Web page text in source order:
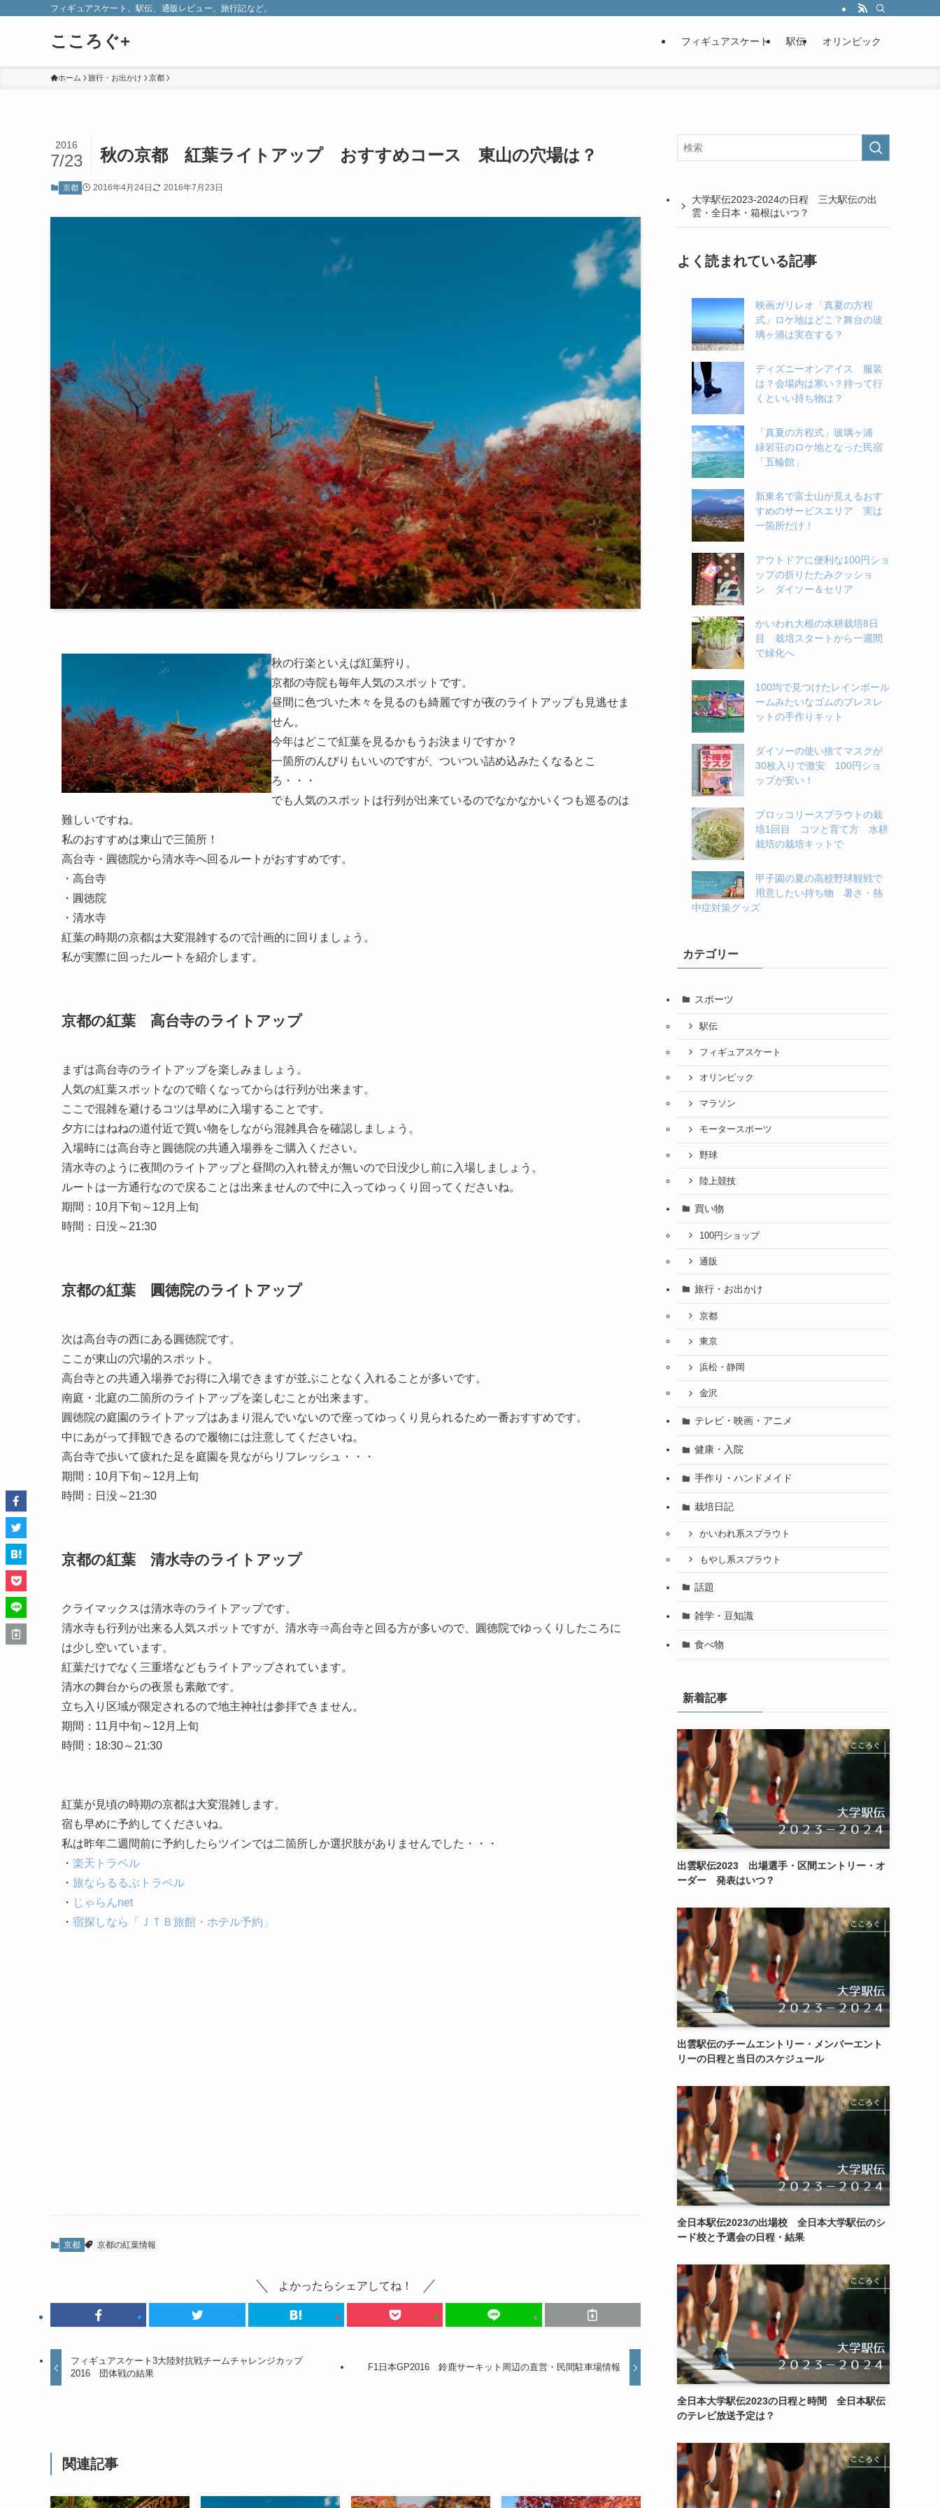
フィギュアスケート、駅伝、通販レビュー、旅行記など。
こころぐ+ フィギュアスケート 駅伝 オリンピック
ホーム 旅行・お出かけ 京都
秋の京都 紅葉ライトアップ おすすめコース 東山の穴場は？
2016
7/23
京都 2016年4月24日 2016年7月23日
秋の行楽といえば紅葉狩り。
京都の寺院も毎年人気のスポットです。
昼間に色づいた木々を見るのも綺麗ですが夜のライトアップも見逃せま
せん。
今年はどこで紅葉を見るかもうお決まりですか？
一箇所のんびりもいいのですが、ついつい詰め込みたくなるとこ
ろ・・・
でも人気のスポットは行列が出来ているのでなかなかいくつも巡るのは
難しいですね。
私のおすすめは東山で三箇所！
高台寺・圓徳院から清水寺へ回るルートがおすすめです。
・高台寺
・圓徳院
・清水寺
紅葉の時期の京都は大変混雑するので計画的に回りましょう。
私が実際に回ったルートを紹介します。
京都の紅葉 高台寺のライトアップ
まずは高台寺のライトアップを楽しみましょう。
人気の紅葉スポットなので暗くなってからは行列が出来ます。
ここで混雑を避けるコツは早めに入場することです。
夕方にはねねの道付近で買い物をしながら混雑具合を確認しましょう。
入場時には高台寺と圓徳院の共通入場券をご購入ください。
清水寺のように夜間のライトアップと昼間の入れ替えが無いので日没少し前に入場しましょう。
ルートは一方通行なので戻ることは出来ませんので中に入ってゆっくり回ってくださいね。
期間：10月下旬～12月上旬
時間：日没～21:30
京都の紅葉 圓徳院のライトアップ
次は高台寺の西にある圓徳院です。
ここが東山の穴場的スポット。
高台寺との共通入場券でお得に入場できますが並ぶことなく入れることが多いです。
南庭・北庭の二箇所のライトアップを楽しむことが出来ます。
圓徳院の庭園のライトアップはあまり混んでいないので座ってゆっくり見られるため一番おすすめです。
中にあがって拝観できるので履物には注意してくださいね。
高台寺で歩いて疲れた足を庭園を見ながらリフレッシュ・・・
期間：10月下旬～12月上旬
時間：日没～21:30
京都の紅葉 清水寺のライトアップ
クライマックスは清水寺のライトアップです。
清水寺も行列が出来る人気スポットですが、清水寺⇒高台寺と回る方が多いので、圓徳院でゆっくりしたころに
は少し空いています。
紅葉だけでなく三重塔などもライトアップされています。
清水の舞台からの夜景も素敵です。
立ち入り区域が限定されるので地主神社は参拝できません。
期間：11月中旬～12月上旬
時間：18:30～21:30
紅葉が見頃の時期の京都は大変混雑します。
宿も早めに予約してくださいね。
私は昨年二週間前に予約したらツインでは二箇所しか選択肢がありませんでした・・・
・ 楽天トラベル
・ 旅ならるるぶトラベル
・ じゃらんnet
・ 宿探しなら「ＪＴＢ旅館・ホテル予約」
京都 京都の紅葉情報
よかったらシェアしてね！
フィギュアスケート3大陸対抗戦チームチャレンジカップ
2016 団体戦の結果
F1日本GP2016 鈴鹿サーキット周辺の直営・民間駐車場情報
関連記事
大学駅伝2023-2024の日程 三大駅伝の出
雲・全日本・箱根はいつ？
よく読まれている記事
映画ガリレオ「真夏の方程
式」ロケ地はどこ？舞台の玻
璃ヶ浦は実在する？
ディズニーオンアイス 服装
は？会場内は寒い？持って行
くといい持ち物は？
「真夏の方程式」玻璃ヶ浦
緑岩荘のロケ地となった民宿
「五輪館」
新東名で富士山が見えるおす
すめのサービスエリア 実は
一箇所だけ！
アウトドアに便利な100円ショ
ップの折りたたみクッショ
ン ダイソー＆セリア
かいわれ大根の水耕栽培8日
目 栽培スタートから一週間
で緑化へ
100均で見つけたレインボール
ームみたいなゴムのブレスレ
ットの手作りキット
ダイソーの使い捨てマスクが
30枚入りで激安 100円ショ
ップが安い！
ブロッコリースプラウトの栽
培1回目 コツと育て方 水耕
栽培の栽培キットで
甲子園の夏の高校野球観戦で
用意したい持ち物 暑さ・熱
中症対策グッズ
カテゴリー
スポーツ
駅伝
フィギュアスケート
オリンピック
マラソン
モータースポーツ
野球
陸上競技
買い物
100円ショップ
通販
旅行・お出かけ
京都
東京
浜松・静岡
金沢
テレビ・映画・アニメ
健康・入院
手作り・ハンドメイド
栽培日記
かいわれ系スプラウト
もやし系スプラウト
話題
雑学・豆知識
食べ物
新着記事
出雲駅伝2023 出場選手・区間エントリー・オ
ーダー 発表はいつ？
出雲駅伝のチームエントリー・メンバーエント
リーの日程と当日のスケジュール
全日本駅伝2023の出場校 全日本大学駅伝のシ
ード校と予選会の日程・結果
全日本大学駅伝2023の日程と時間 全日本駅伝
のテレビ放送予定は？